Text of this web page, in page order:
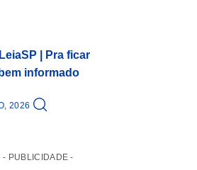
2026
- PUBLICIDADE -